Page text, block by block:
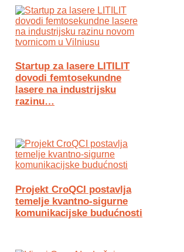
Startup za lasere LITILIT
dovodi femtosekundne
lasere na industrijsku
razinu…
Projekt CroQCI postavlja
temelje kvantno-sigurne
komunikacijske budućnosti